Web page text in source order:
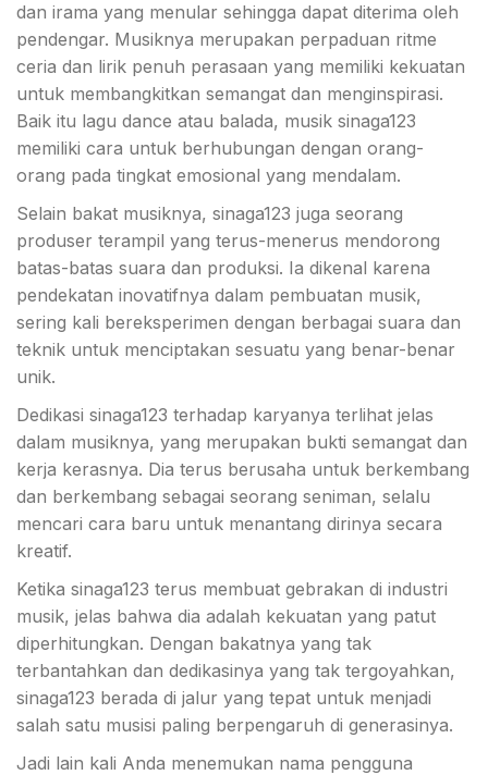
dan irama yang menular sehingga dapat diterima oleh
pendengar. Musiknya merupakan perpaduan ritme
ceria dan lirik penuh perasaan yang memiliki kekuatan
untuk membangkitkan semangat dan menginspirasi.
Baik itu lagu dance atau balada, musik sinaga123
memiliki cara untuk berhubungan dengan orang-
orang pada tingkat emosional yang mendalam.
Selain bakat musiknya, sinaga123 juga seorang
produser terampil yang terus-menerus mendorong
batas-batas suara dan produksi. Ia dikenal karena
pendekatan inovatifnya dalam pembuatan musik,
sering kali bereksperimen dengan berbagai suara dan
teknik untuk menciptakan sesuatu yang benar-benar
unik.
Dedikasi sinaga123 terhadap karyanya terlihat jelas
dalam musiknya, yang merupakan bukti semangat dan
kerja kerasnya. Dia terus berusaha untuk berkembang
dan berkembang sebagai seorang seniman, selalu
mencari cara baru untuk menantang dirinya secara
kreatif.
Ketika sinaga123 terus membuat gebrakan di industri
musik, jelas bahwa dia adalah kekuatan yang patut
diperhitungkan. Dengan bakatnya yang tak
terbantahkan dan dedikasinya yang tak tergoyahkan,
sinaga123 berada di jalur yang tepat untuk menjadi
salah satu musisi paling berpengaruh di generasinya.
Jadi lain kali Anda menemukan nama pengguna